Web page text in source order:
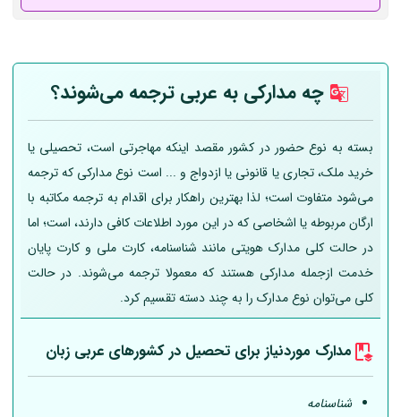
چه مدارکی به عربی ترجمه می‌شوند؟
بسته به نوع حضور در کشور مقصد اینکه مهاجرتی است، تحصیلی یا
خرید ملک، تجاری یا قانونی یا ازدواج و ... است نوع مدارکی که ترجمه
می‌شود متفاوت است؛ لذا بهترین راهکار برای اقدام به ترجمه مکاتبه با
ارگان مربوطه یا اشخاصی که در این مورد اطلاعات کافی دارند، است؛ اما
در حالت کلی مدارک هویتی مانند شناسنامه، کارت ملی و کارت پایان
خدمت ازجمله مدارکی هستند که معمولا ترجمه می‌شوند. در حالت
کلی می‌توان نوع مدارک را به چند دسته تقسیم کرد.
مدارک موردنیاز برای تحصیل در کشورهای عربی زبان
شناسنامه